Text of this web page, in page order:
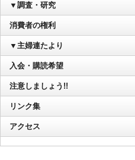
▼調査・研究
消費者の権利
▼主婦連たより
入会・購読希望
注意しましょう!!
リンク集
アクセス